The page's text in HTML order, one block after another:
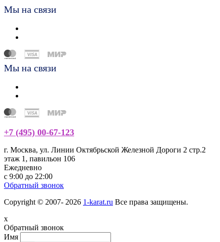
Мы на связи
Мы на связи
+7 (495) 00-67-123
г. Москва, ул. Линии Октябрьской Железной Дороги 2 стр.2
этаж 1, павильон 106
Ежедневно
с 9:00 до 22:00
Обратный звонок
Copyright © 2007- 2026 1-karat.ru Все права защищены.
x
Обратный звонок
Имя